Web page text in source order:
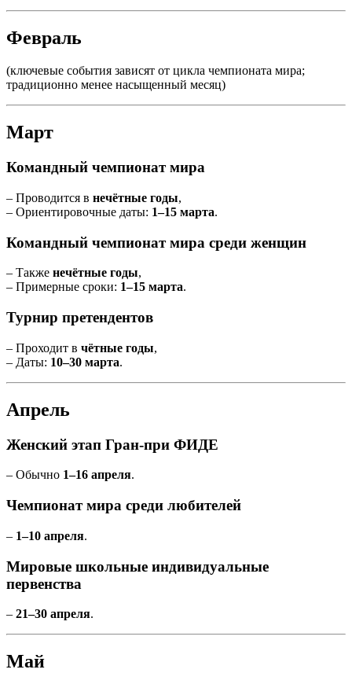
Февраль
(ключевые события зависят от цикла чемпионата мира;
традиционно менее насыщенный месяц)
Март
Командный чемпионат мира
– Проводится в нечётные годы,
– Ориентировочные даты: 1–15 марта.
Командный чемпионат мира среди женщин
– Также нечётные годы,
– Примерные сроки: 1–15 марта.
Турнир претендентов
– Проходит в чётные годы,
– Даты: 10–30 марта.
Апрель
Женский этап Гран-при ФИДЕ
– Обычно 1–16 апреля.
Чемпионат мира среди любителей
– 1–10 апреля.
Мировые школьные индивидуальные
первенства
– 21–30 апреля.
Май